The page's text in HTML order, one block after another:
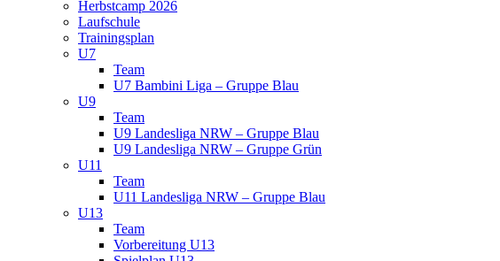
Herbstcamp 2026
Laufschule
Trainingsplan
U7
Team
U7 Bambini Liga – Gruppe Blau
U9
Team
U9 Landesliga NRW – Gruppe Blau
U9 Landesliga NRW – Gruppe Grün
U11
Team
U11 Landesliga NRW – Gruppe Blau
U13
Team
Vorbereitung U13